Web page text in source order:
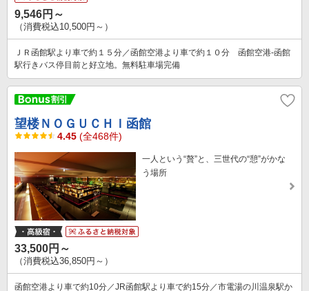
9,546円～
（消費税込10,500円～）
ＪＲ函館駅より車で約１５分／函館空港より車で約１０分 函館空港-函館
駅行きバス停目前と好立地。無料駐車場完備
望楼ＮＯＧＵＣＨＩ函館
4.45 (全468件)
一人という“贅”と、三世代の“憩”がかな
う場所
33,500円～
（消費税込36,850円～）
函館空港より車で約10分／JR函館駅より車で約15分／市電湯の川温泉駅か